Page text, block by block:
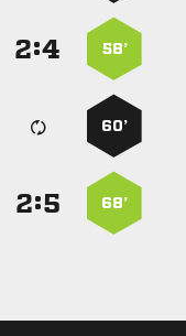
58’
:
60’
68’
: